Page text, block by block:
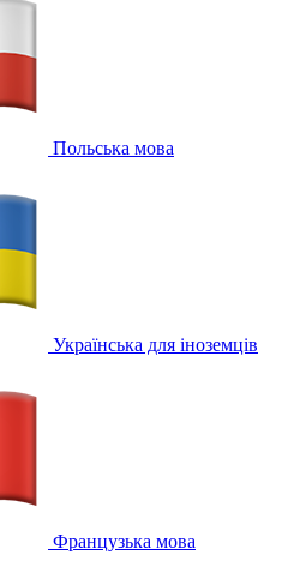
Польська мова
Українська для іноземців
Французька мова